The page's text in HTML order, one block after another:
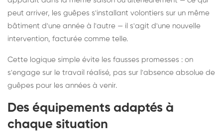
peut arriver, les guêpes s'installant volontiers sur un même
bâtiment d'une année à l'autre — il s'agit d'une nouvelle
intervention, facturée comme telle.
Cette logique simple évite les fausses promesses : on
s'engage sur le travail réalisé, pas sur l'absence absolue de
guêpes pour les années à venir.
Des équipements adaptés à
chaque situation